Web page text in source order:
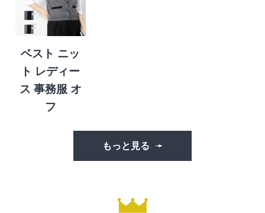
ベスト ニッ
ト レディー
ス 事務服 オ
フ
もっと見る